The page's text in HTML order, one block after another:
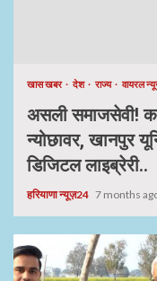
खास खबर देश राज्य वायरल
असली समाजसेवी!
न्योछावर, खानपुर
डिजिटल लाइब्रेरी..
हरियाणा न्यूज़24 7 months